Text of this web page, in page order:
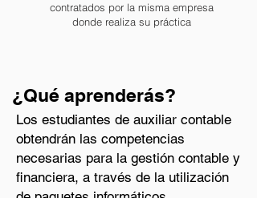
contratados por la misma empresa
donde realiza su práctica
¿Qué aprenderás?
Los estudiantes de auxiliar contable
obtendrán las competencias
necesarias para la gestión contable y
financiera, a través de la utilización